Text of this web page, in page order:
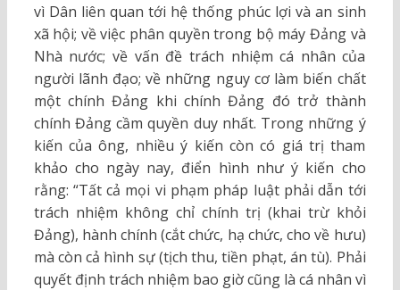
vì Dân liên quan tới hệ thống phúc lợi và an sinh
xã hội; về việc phân quyền trong bộ máy Đảng và
Nhà nước; về vấn đề trách nhiệm cá nhân của
người lãnh đạo; về những nguy cơ làm biến chất
một chính Đảng khi chính Đảng đó trở thành
chính Đảng cầm quyền duy nhất. Trong những ý
kiến của ông, nhiều ý kiến còn có giá trị tham
khảo cho ngày nay, điển hình như ý kiến cho
rằng: “Tất cả mọi vi phạm pháp luật phải dẫn tới
trách nhiệm không chỉ chính trị (khai trừ khỏi
Đảng), hành chính (cắt chức, hạ chức, cho về hưu)
mà còn cả hình sự (tịch thu, tiền phạt, án tù). Phải
quyết định trách nhiệm bao giờ cũng là cá nhân vì